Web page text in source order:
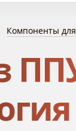
Компоненты